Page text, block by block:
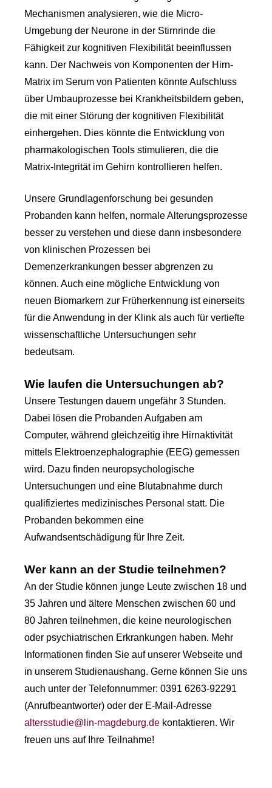
Mechanismen analysieren, wie die Micro-
Umgebung der Neurone in der Stirnrinde die
Fähigkeit zur kognitiven Flexibilität beeinflussen
kann. Der Nachweis von Komponenten der Hirn-
Matrix im Serum von Patienten könnte Aufschluss
über Umbauprozesse bei Krankheitsbildern geben,
die mit einer Störung der kognitiven Flexibilität
einhergehen. Dies könnte die Entwicklung von
pharmakologischen Tools stimulieren, die die
Matrix-Integrität im Gehirn kontrollieren helfen.
Unsere Grundlagenforschung bei gesunden
Probanden kann helfen, normale Alterungsprozesse
besser zu verstehen und diese dann insbesondere
von klinischen Prozessen bei
Demenzerkrankungen besser abgrenzen zu
können. Auch eine mögliche Entwicklung von
neuen Biomarkern zur Früherkennung ist einerseits
für die Anwendung in der Klink als auch für vertiefte
wissenschaftliche Untersuchungen sehr
bedeutsam.
Wie laufen die Untersuchungen ab?
Unsere Testungen dauern ungefähr 3 Stunden.
Dabei lösen die Probanden Aufgaben am
Computer, während gleichzeitig ihre Hirnaktivität
mittels Elektroenzephalographie (EEG) gemessen
wird. Dazu finden neuropsychologische
Untersuchungen und eine Blutabnahme durch
qualifiziertes medizinisches Personal statt. Die
Probanden bekommen eine
Aufwandsentschädigung für Ihre Zeit.
Wer kann an der Studie teilnehmen?
An der Studie können junge Leute zwischen 18 und
35 Jahren und ältere Menschen zwischen 60 und
80 Jahren teilnehmen, die keine neurologischen
oder psychiatrischen Erkrankungen haben. Mehr
Informationen finden Sie auf unserer Webseite und
in unserem Studienaushang. Gerne können Sie uns
auch unter der Telefonnummer: 0391 6263-92291
(Anrufbeantworter) oder der E-Mail-Adresse
altersstudie@lin-magdeburg.de kontaktieren. Wir
freuen uns auf Ihre Teilnahme!